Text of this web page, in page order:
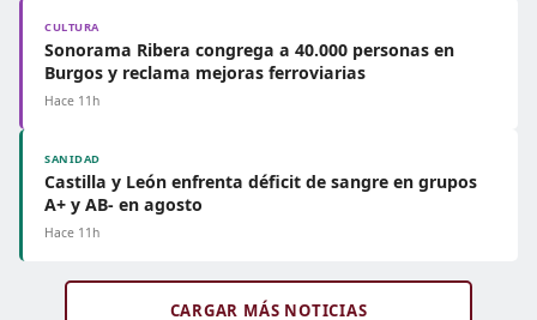
CULTURA
Sonorama Ribera congrega a 40.000 personas en
Burgos y reclama mejoras ferroviarias
Hace 11h
SANIDAD
Castilla y León enfrenta déficit de sangre en grupos
A+ y AB- en agosto
Hace 11h
CARGAR MÁS NOTICIAS